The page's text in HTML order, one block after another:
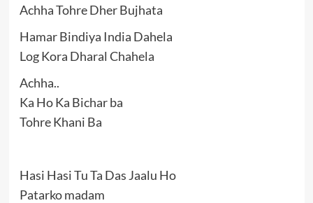
Achha Tohre Dher Bujhata
Hamar Bindiya India Dahela
Log Kora Dharal Chahela
Achha..
Ka Ho Ka Bichar ba
Tohre Khani Ba
Hasi Hasi Tu Ta Das Jaalu Ho
Patarko madam